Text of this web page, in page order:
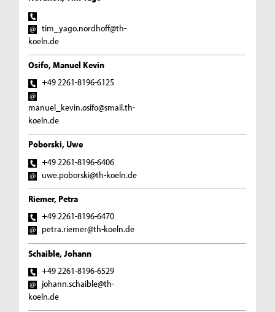
tim_yago.nordhoff@th-
koeln.de
Osifo, Manuel Kevin
+49 2261-8196-6125
manuel_kevin.osifo@smail.th-
koeln.de
Poborski, Uwe
+49 2261-8196-6406
uwe.poborski@th-koeln.de
Riemer, Petra
+49 2261-8196-6470
petra.riemer@th-koeln.de
Schaible, Johann
+49 2261-8196-6529
johann.schaible@th-
koeln.de